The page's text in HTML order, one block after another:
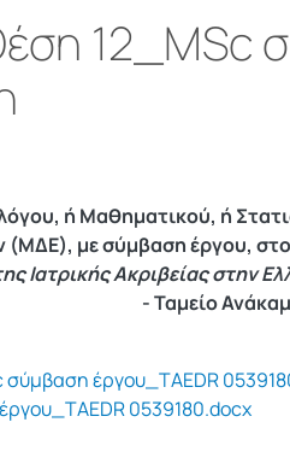
12_MSc
ή Μαθηματικού, ή
με σύμβαση έργου,
Ιατρικής Ακριβείας στην
- Ταμείο
σύμβαση έργου_TAEDR
0539180.docx